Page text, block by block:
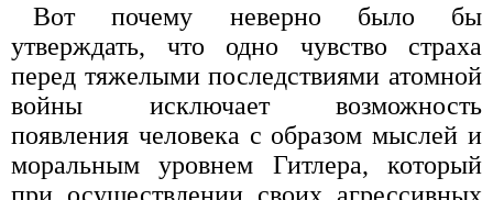
Вот почему неверно было бы
утверждать, что одно чувство страха
перед тяжелыми последствиями атомной
войны исключает возможность
появления человека с образом мыслей и
моральным уровнем Гитлера, который